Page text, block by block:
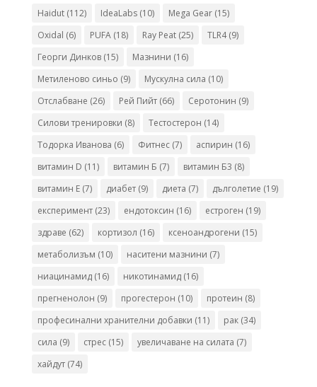
Haidut(112) IdeaLabs(10) Mega Gear(15)
Oxidal (6) PUFA(18) Ray Peat(25) TLR4(9)
Георги Динков(15) Мазнини (16)
Метиленово синьо (9) Мускулна сила (10)
Отслабване (26) Рей Пийт(66) Серотонин (9)
Силови тренировки (8) Тестостерон (14)
Тодорка Иванова (6) Фитнес(7) аспирин (16)
витамин D (11) витамин Б (7) витамин Б3 (8)
витамин Е(7) диабет(9) диета (7) дълголетие (19)
експеримент(23) ендотоксин (16) естроген (19)
здраве (62) кортизол (16) ксеноандрогени (15)
метаболизъм (10) наситени мазнини (7)
ниацинамид(16) никотинамид(16)
прегненолон (9) прогестерон (10) протеин (8)
професинални хранителни добавки (11) рак(34)
сила (9) стрес(15) увеличаване на силата (7)
хайдут(74)